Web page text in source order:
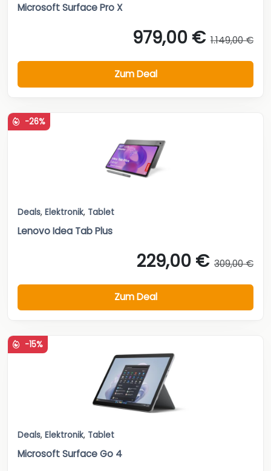
Microsoft Surface Pro X
979,00 € 1.149,00 €
Zum Deal
-26%
Deals, Elektronik, Tablet
Lenovo Idea Tab Plus
229,00 € 309,00 €
Zum Deal
-15%
Deals, Elektronik, Tablet
Microsoft Surface Go 4